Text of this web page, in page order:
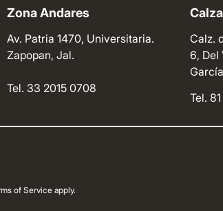
Zona Andares
Av. Patria 1470, Universitaria.
Zapopan, Jal.
Tel. 33 2015 0708
Calz.
6, Del
Tel.
of Service apply.